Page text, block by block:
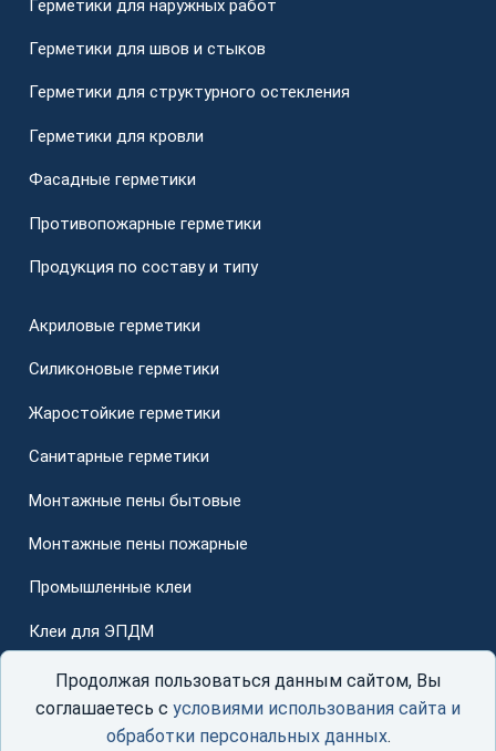
Герметики для наружных работ
Герметики для швов и стыков
Герметики для структурного остекления
Герметики для кровли
Фасадные герметики
Противопожарные герметики
Продукция по составу и типу
Акриловые герметики
Силиконовые герметики
Жаростойкие герметики
Санитарные герметики
Монтажные пены бытовые
Монтажные пены пожарные
Промышленные клеи
Клеи для ЭПДМ
Для стеклопакетов
Продолжая пользоваться данным сайтом, Вы
соглашаетесь с условиями использования сайта и
обработки персональных данных.